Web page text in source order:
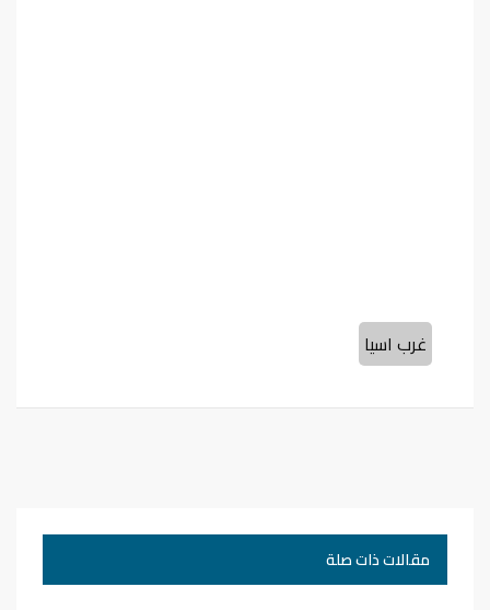
غرب اسيا
مقالات ذات صلة